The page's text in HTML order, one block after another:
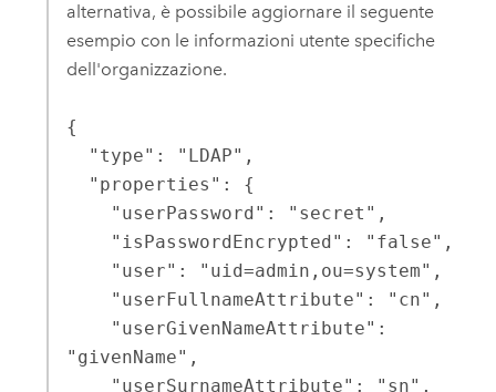
alternativa, è possibile aggiornare il seguente
esempio con le informazioni utente specifiche
dell'organizzazione.
{
"givenName",